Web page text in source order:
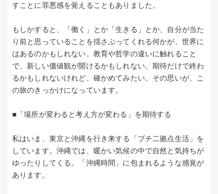
すことに罪悪感を覚えることもありました。
もしかすると、「働く」とか「生きる」とか、自分が当た
り前と思っていることを揺さぶってくれる何かが、世界に
はあるのかもしれない。教育や哲学の違いに触れること
で、新しい価値観が開けるかもしれない。期待だけで終わ
るかもしれないけれど、確かめてみたい。その思いが、こ
の旅のきっかけになっています。
■「場所が変わると考え方が変わる」を期待する
私はいま、東京と沖縄を行き来する「プチ二拠点生活」を
しています。沖縄では、暖かい気候の中で自然と気持ちが
ゆったりしてくる。「沖縄時間」に包まれるような感覚が
あります。